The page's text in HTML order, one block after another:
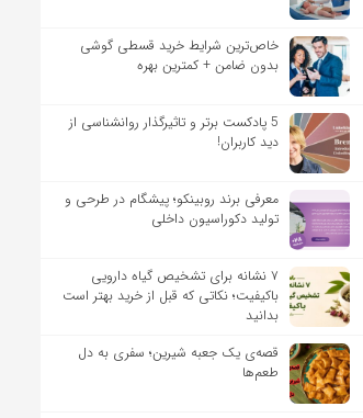
خاص‌ترین شرایط خرید قسطی گوشی
بدون ضامن + کمترین بهره
5 پادکست برتر و تاثیرگذار روانشناسی از
دید کاربران!
معرفی برند روبینکو؛ پیشگام در طرحی و
تولید دکوراسیون داخلی
۷ نشانه برای تشخیص گیاه دارویی
باکیفیت؛ نکاتی که قبل از خرید بهتر است
بدانید
قصه‌ی یک جعبه شیرین؛ سفری به دل
طعم‌ها